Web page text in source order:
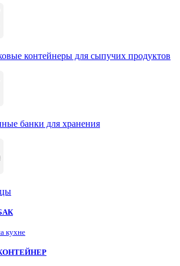
контейнеры для сыпучих продуктов
банки для хранения
кухне